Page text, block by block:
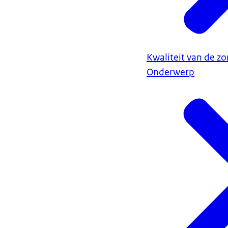
Kwaliteit van de
Onderwerp